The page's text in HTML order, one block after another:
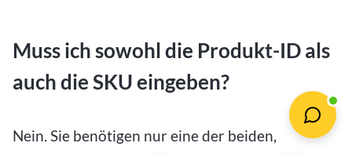
Muss ich sowohl die Produkt-ID als
auch die SKU eingeben?
Nein. Sie benötigen nur eine der beiden,